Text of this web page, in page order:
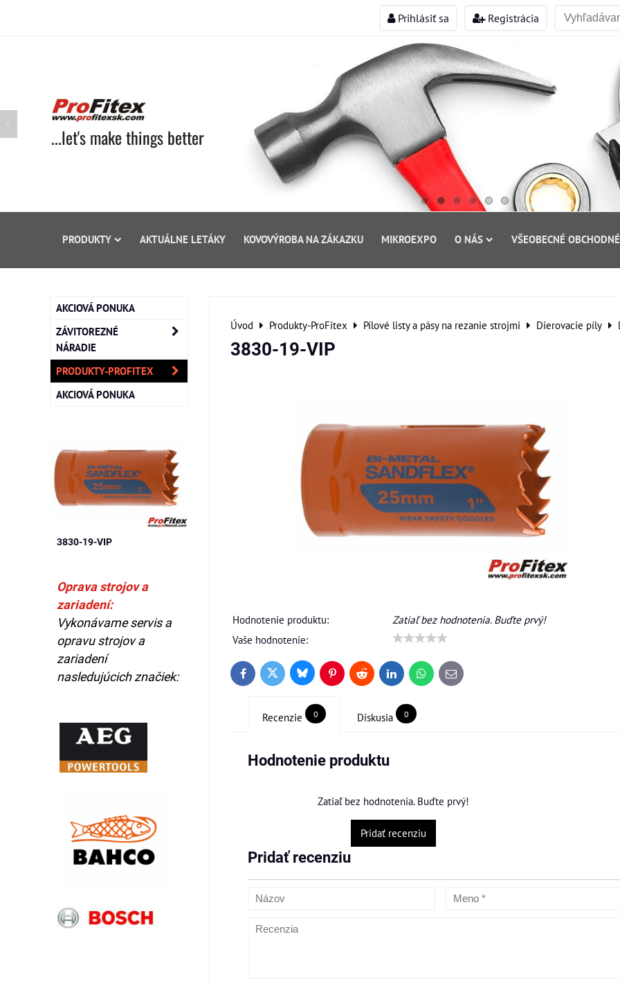
Prihlásiť sa Registrácia
...let's make things better
PRODUKTY AKTUÁLNE LETÁKY KOVOVÝROBA NA ZÁKAZKU MIKROEXPO O NÁS VŠEOBECNÉ
Úvod Produkty-ProFitex Pílové listy a pásy na rezanie strojmi Dierovacie píly
3830-19-VIP
Hodnotenie produktu:
Zatiaľ bez hodnotenia. Buďte prvý!
Vaše hodnotenie:
FacebookTwitter BlueskyPinterestReddit LinkedInWhatsApp
E-
mail
Recenzie 0 Diskusia 0
Hodnotenie produktu
Zatiaľ bez hodnotenia. Buďte prvý!
Pridať recenziu
Pridať recenziu
AKCIOVÁ PONUKA
ZÁVITOREZNÉ
NÁRADIE
PRODUKTY-PROFITEX
AKCIOVÁ PONUKA
3830-19-VIP
Oprava strojov a
zariadení:
Vykonávame servis a
opravu strojov a
zariadení
nasledujúcich značiek: